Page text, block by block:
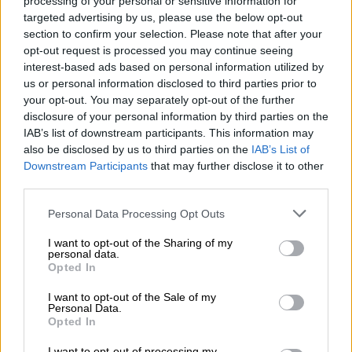
targeted advertising by us, please use the below opt-out
section to confirm your selection. Please note that after your
opt-out request is processed you may continue seeing
interest-based ads based on personal information utilized by
us or personal information disclosed to third parties prior to
your opt-out. You may separately opt-out of the further
disclosure of your personal information by third parties on the
IAB’s list of downstream participants. This information may
also be disclosed by us to third parties on the IAB’s List of
Downstream Participants that may further disclose it to other
Please note that this website/app uses one or more Google
not limited to your visit or usage behaviour. You may click to
grant or deny consent to Google and its third-party tags to
use your data for below specified purposes in below Google
consent section.
Personal Data Processing Opt Outs
I want to opt-out of the Sharing of my
personal data.
Opted In
I want to opt-out of the Sale of my
Personal Data.
Opted In
στο Νοσοκομείο Λοιμωδών της Αθήνας
"Αγία Βαρβάρα".
video
Η Σπιναλόγκα
Το λεπροκομείο στη Σπιναλόγκα στηνΚρήτη
ξεκίνησε να λειτουργεί στις 11 Νοεμβρίου
1903 αλλά οι πρώτοι λεπροί εγκαταστάθηκαν